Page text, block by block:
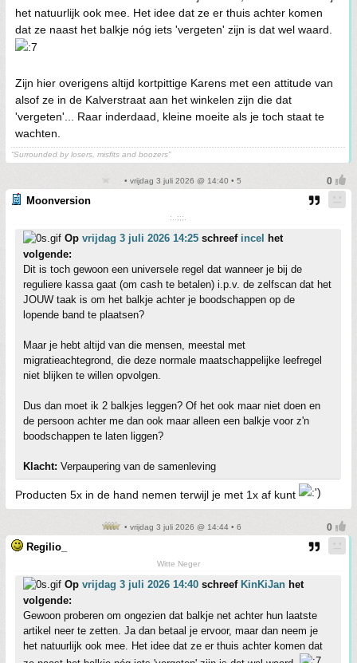
het natuurlijk ook mee. Het idee dat ze er thuis achter komen
dat ze naast het balkje nóg iets 'vergeten' zijn is dat wel waard.
Zijn hier overigens altijd kortpittige Karens met een attitude van
alsof ze in de Kalverstraat aan het winkelen zijn die dat
'vergeten'... Raar inderdaad, kleine moeite als je toch staat te
wachten.
“Surrounded by losers, misfits and boozers”
• vrijdag 3 juli 2026 @ 14:40 • 5
Moonversion
:..;;;.
Op vrijdag 3 juli 2026 14:25 schreef incel
het
volgende:
Dit is toch gewoon een universele regel dat wanneer je bij de
reguliere kassa gaat (om cash te betalen) i.p.v. de zelfscan dat het
JOUW taak is om het balkje achter je boodschappen op de
lopende band te plaatsen?
Maar je hebt altijd van die mensen, meestal met
migratieachtegrond, die deze normale maatschappelijke leefregel
niet blijken te willen opvolgen.
Dus dan moet ik 2 balkjes leggen? Of het ook maar niet doen en
de persoon achter me dan ook maar alleen een balkje voor z'n
boodschappen te laten liggen?
Klacht: Verpaupering van de samenleving
Producten 5x in de hand nemen terwijl je met 1x af kunt
• vrijdag 3 juli 2026 @ 14:44 • 6
Regilio_
Witte Neger
Op vrijdag 3 juli 2026 14:40 schreef KinKiJan het
volgende:
Gewoon proberen om ongezien dat balkje net achter hun laatste
artikel neer te zetten. Ja dan betaal je ervoor, maar dan neem je
het natuurlijk ook mee. Het idee dat ze er thuis achter komen dat